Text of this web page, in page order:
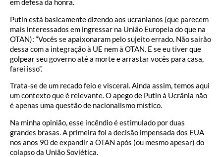
em defesa da honra.
Putin está basicamente dizendo aos ucranianos (que parecem
mais interessados em ingressar na União Europeia do que na
OTAN): “Vocês se apaixonaram pelo sujeito errado. Não sairão
dessa com a integração à UE nem à OTAN. E se eu tiver que
golpear seu governo até a morte e arrastar vocês para casa,
farei isso”.
Trata-se de um recado feio e visceral. Ainda assim, temos aqui
um contexto que é relevante. O apego de Putin à Ucrânia não
é apenas uma questão de nacionalismo místico.
Na minha opinião, esse incêndio é estimulado por duas
grandes brasas. A primeira foi a decisão impensada dos EUA
nos anos 90 de expandir a OTAN após (ou mesmo apesar) do
colapso da União Soviética.